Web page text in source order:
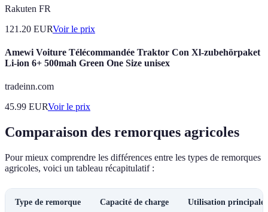
Rakuten FR
121.20 EURVoir le prix
Amewi Voiture Télécommandée Traktor Con Xl-zubehörpaket
Li-ion 6+ 500mah Green One Size unisex
tradeinn.com
45.99 EURVoir le prix
Comparaison des remorques agricoles
Pour mieux comprendre les différences entre les types de remorques
agricoles, voici un tableau récapitulatif :
Type de remorque Capacité de charge Utilisation principale